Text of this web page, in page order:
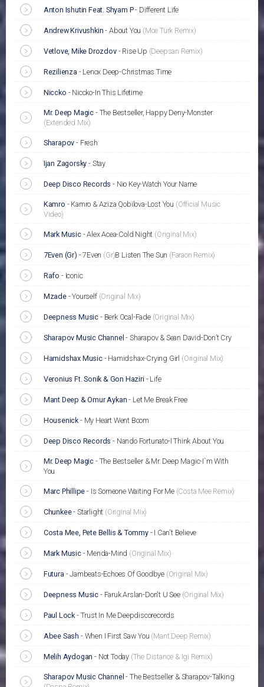
Anton Ishutin Feat. Shyam P- Different Life
Andrew Krivushkin - About You (Moe Turk Remix)
Vetlove, Mike Drozdov- Rise Up (Deepsan Remix)
Rezilienza - Lenox Deep-Christmas Time
Niccko - Niccko-In This Lifetime
Mr. Deep Magic - The Bestseller, Happy Deny-Monster
(Extended Mix)
Sharapov - Fresh
Ijan Zagorsky - Stay
Deep Disco Records - Nio Key-Watch Your Name
Kamro - Kamro & Aziza Qobilova-Lost You (Official Music
Video)
Mark Music-Alex Acea-Cold Night (Original Mix)
7Even (Gr) -7Even (Gr)В Listen The Sun (Faraon Remix)
Rafo - Iconic
Mzade-Yourself (Original Mix)
Deepness Music - Berk Ocal-Fade (Original Mix)
Sharapov Music Channel - Sharapov & Sean David-Don’t Cry
Hamidshax Music- Hamidshax-Crying Girl (Original Mix)
Veronius Ft. Sonik & Gon Haziri - Life
Mant Deep & Omur Aykan - Let Me Break Free
Housenick - My Heart Went Boom
Deep Disco Records - Nando Fortunato-I Think About You
Mr. Deep Magic - The Bestseller & Mr. Deep Magic-I`m With
You
Marc Phillipe - Is Someone Waiting For Me (Costa Mee Remix)
Chunkee- Starlight (Original Mix)
Costa Mee, Pete Bellis & Tommy- I Can't Believe
Mark Music- Menda-Mind (Original Mix)
Futura -Jambeats-Echoes Of Goodbye (Original Mix)
Deepness Music - Faruk Arslan-Don't U See (Original Mix)
Paul Lock - Trust In Me Deepdiscorecords
Abee Sash - When I First Saw You (Mant Deep Remix)
Melih Aydogan - Not Today (The Distance & Igi Remix)
Sharapov Music Channel - The Bestseller & Sharapov-Talking